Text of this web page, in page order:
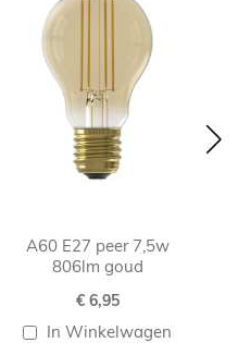
A60 E27 peer 7,5w
806lm goud
€ 6,95
In Winkelwagen